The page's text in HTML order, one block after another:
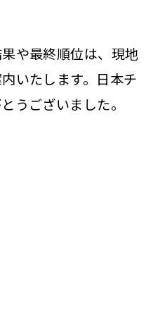
や最終順位は、現地
いたします。日本チ
うございました。